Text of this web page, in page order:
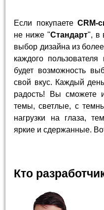
Если покупаете CRM-
не ниже "Стандарт", в
выбор дизайна из
каждого пользователя
будет возможность
свой вкус. Каждый
радость! Вы сможете
темы, светлые, с
нагрузки на глаза,
яркие и сдержанные.
Кто